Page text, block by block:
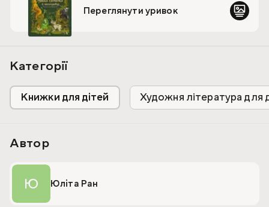
неймовірними малюнками Іви Михайлян.
Атмосфера чарівного українського лісу
Персонажі української міфології
Неймовірні казкові ілюстрації Іви Михайлян
Переглянути уривок
Категорії
Книжки для дітей Художня література для
Автор
Ю Юліта Ран